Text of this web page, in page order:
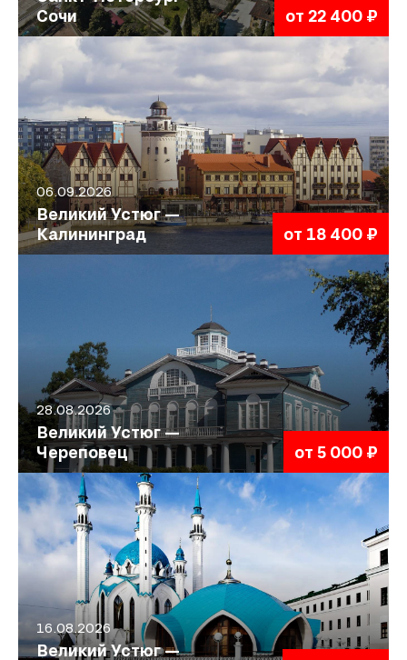
Сочи
от 22 400 ₽
06.09.2026
Великий Устюг —
Калининград
от 18 400 ₽
28.08.2026
Великий Устюг —
Череповец
от 5 000 ₽
16.08.2026
Великий Устюг —